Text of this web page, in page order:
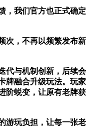
，我们官方也正式确定
次，不再以频繁发布新
代与机制创新，后续会
牌融合升级玩法。玩家
阶蜕变，让原有老牌获
游玩负担，让每一张老